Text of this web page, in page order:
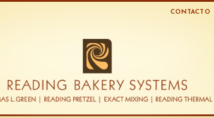
CONTACTO